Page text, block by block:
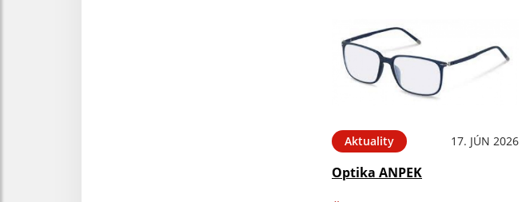
Aktuality 17. JÚN 2026
Optika ANPEK